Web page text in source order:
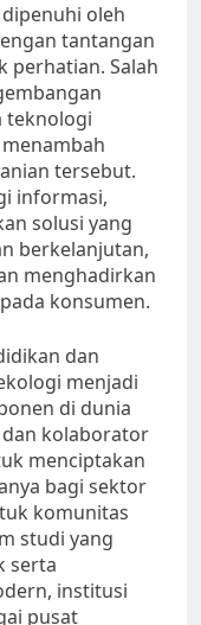
oleh
tantangan
perhatian. Salah
teknologi
tersebut.
informasi,
solusi yang
berkelanjutan,
menghadirkan
konsumen.
dan
menjadi
di dunia
dan kolaborator
menciptakan
bagi sektor
komunitas
studi yang
serta
institusi
pusat